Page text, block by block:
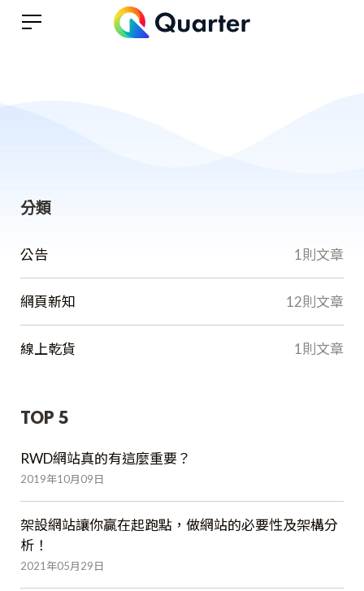
分類
公告 1則文章
網頁新知 12則文章
線上乾貨 1則文章
TOP 5
RWD網站真的有這麼重要？
2019年10月09日
架設網站讓你贏在起跑點，做網站的必要性及架構分
析！
2021年05月29日